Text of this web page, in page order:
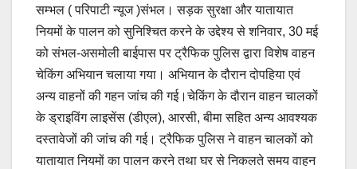
सम्भल ( परिपाटी न्यूज )संभल। सड़क सुरक्षा और यातायात
नियमों के पालन को सुनिश्चित करने के उद्देश्य से शनिवार, 30 मई
को संभल-असमोली बाईपास पर ट्रैफिक पुलिस द्वारा विशेष वाहन
चेकिंग अभियान चलाया गया। अभियान के दौरान दोपहिया एवं
अन्य वाहनों की गहन जांच की गई।चेकिंग के दौरान वाहन चालकों
के ड्राइविंग लाइसेंस (डीएल), आरसी, बीमा सहित अन्य आवश्यक
दस्तावेजों की जांच की गई। ट्रैफिक पुलिस ने वाहन चालकों को
यातायात नियमों का पालन करने तथा घर से निकलते समय वाहन